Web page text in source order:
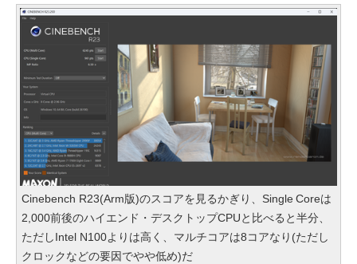
Cinebench R23(Arm版)のスコアを見るかぎり、Single Coreは
2,000前後のハイエンド・デスクトップCPUと比べると半分、
ただしIntel N100よりは高く、マルチコアは8コアなり(ただし
クロックなどの要因でやや低め)だ